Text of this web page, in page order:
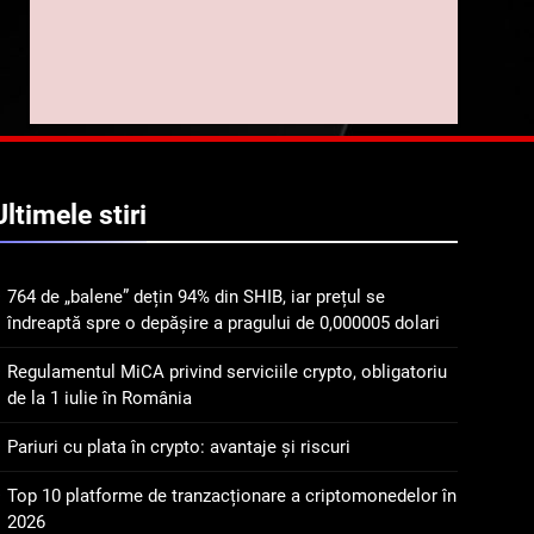
trasabilitatea cafelei
îndreaptă spre o depășire
dolari
2
Regulamentul MiCA
privind serviciile crypto,
obligatoriu de la 1 iulie în
Pariuri cu plata în crypto:
avantaje și riscuri
stiri
764 de „balene” dețin 94% din SHIB, iar prețul se
îndreaptă spre o depășire a pragului de 0,000005 dolari
Regulamentul MiCA privind serviciile crypto, obligatoriu
de la 1 iulie în România
Pariuri cu plata în crypto: avantaje și riscuri
Top 10 platforme de tranzacționare a criptomonedelor în
2026